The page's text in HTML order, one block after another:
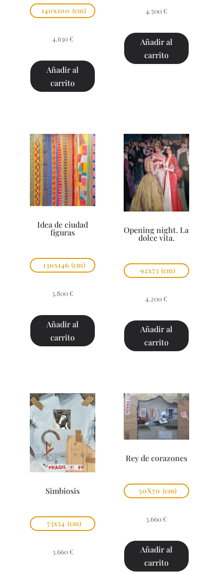
140x100 (cm)
4.630 €
Añadir al
carrito
4.500 €
Añadir al
carrito
Idea de ciudad
figuras
130x146 (cm)
3.800 €
Añadir al
carrito
Opening night. La
dolce vita.
92x73 (cm)
4.200 €
Añadir al
carrito
Simbiosis
73x54 (cm)
3.660 €
Rey de corazones
50X70 (cm)
3.660 €
Añadir al
carrito